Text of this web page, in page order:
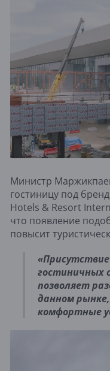
Министр
гостиницу под
Hotels & Resort
что появление
повысит
гостиничных
позволяет
данном
комфортные